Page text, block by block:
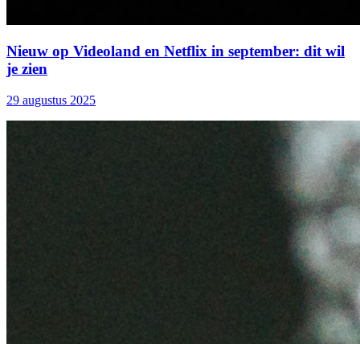
Nieuw op Videoland en Netflix in september: dit wil
je zien
29 augustus 2025